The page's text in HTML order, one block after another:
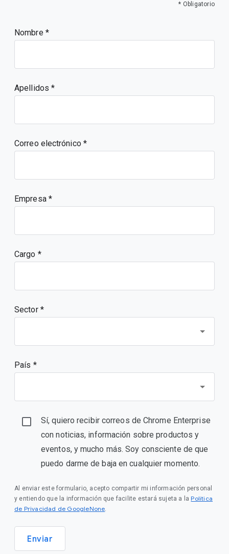
* Obligatorio
Nombre
Apellidos
Correo electrónico
Empresa
Cargo
Sector *
País *
Sí, quiero recibir correos de Chrome Enterprise
con noticias, información sobre productos y
eventos, y mucho más. Soy consciente de que
puedo darme de baja en cualquier momento.
Al enviar este formulario, acepto compartir mi información personal
y entiendo que la información que facilite estará sujeta a la Política
de Privacidad de GoogleNone.
Enviar